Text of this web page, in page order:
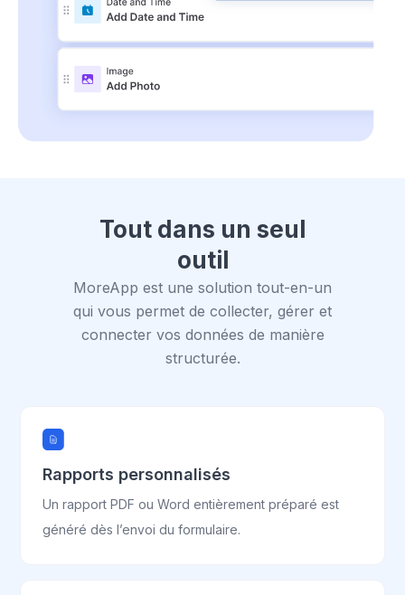
Tout dans un seul
outil
MoreApp est une solution tout-en-un
qui vous permet de collecter, gérer et
connecter vos données de manière
structurée.
Rapports personnalisés
Un rapport PDF ou Word entièrement préparé est
généré dès l’envoi du formulaire.